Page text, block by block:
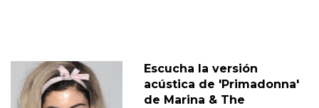
Escucha la versión
acústica de 'Primadonna'
de Marina & The